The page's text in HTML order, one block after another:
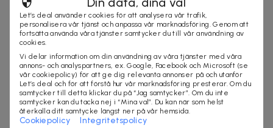
Ger huden ett naturligt lyft och glow
Kontraindikationer:
Du bör ej utföra behandlingen:
Gravid
Har högt blodtryck
Om Naturaé Clinic
Let’s deal använder cookies för att analysera vår trafik,
personalisera vår tjänst och anpassa vår marknadsföring. Genom att
fortsätta använda våra tjänster samtycker du till vår användning av
cookies.
Vi delar information om din användning av våra tjänster med våra
annons- och analyspartners, ex. Google, Facebook och Microsoft (se
vår cookiepolicy) för att ge dig relevanta annonser på och utanför
Let’s deal och för att förstå hur vår marknadsföring presterar. Om du
samtycker till detta klickar du på “Jag samtycker”. Om du inte
samtycker kan du tacka nej i “Mina val”. Du kan när som helst
återkalla ditt samtycke längst ner på vår hemsida.
Cookiepolicy Integritetspolicy